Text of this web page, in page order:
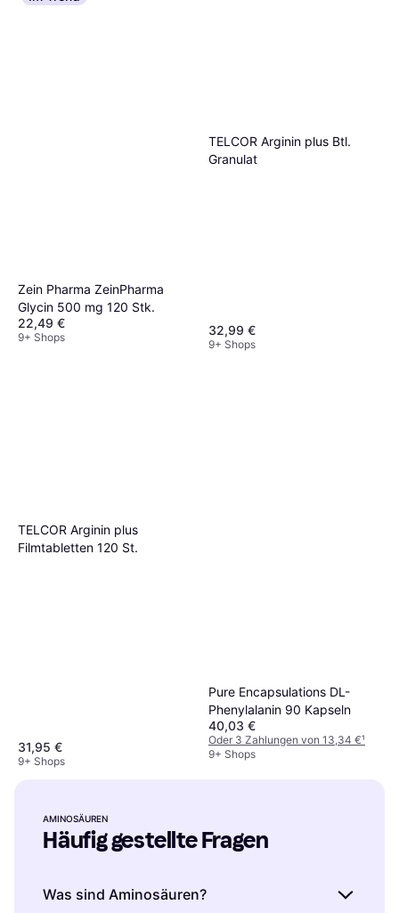
Zein Pharma ZeinPharma
Glycin 500 mg 120 Stk.
22,49 €
9+ Shops
TELCOR Arginin plus Btl.
Granulat
32,99 €
9+ Shops
TELCOR Arginin plus
Filmtabletten 120 St.
31,95 €
9+ Shops
Pure Encapsulations DL-
Phenylalanin 90 Kapseln
40,03 €
Oder 3 Zahlungen von 13,34 €¹
9+ Shops
AMINOSÄUREN
Häufig gestellte Fragen
Was sind Aminosäuren?